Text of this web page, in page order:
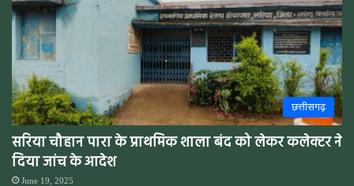
छत्तीसगढ़
सरिया चौहान पारा के प्राथमिक शाला बंद को लेकर कलेक्टर ने
दिया जांच के आदेश
June 19, 2025